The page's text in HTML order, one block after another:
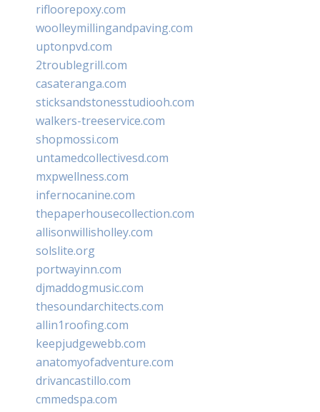
rifloorepoxy.com
woolleymillingandpaving.com
uptonpvd.com
2troublegrill.com
casateranga.com
sticksandstonesstudiooh.com
walkers-treeservice.com
shopmossi.com
untamedcollectivesd.com
mxpwellness.com
infernocanine.com
thepaperhousecollection.com
allisonwillisholley.com
solslite.org
portwayinn.com
djmaddogmusic.com
thesoundarchitects.com
allin1roofing.com
keepjudgewebb.com
anatomyofadventure.com
drivancastillo.com
cmmedspa.com